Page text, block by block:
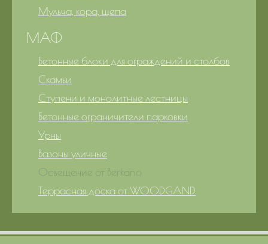
Мульча, кора, щепа
МАФ
Бетонные блоки для ограждений и столбов
Скамьи
Ступени и монолитные лестницы
Бетонные ограничители парковки
Урны
Вазоны уличные
Освещение от Berkano
Террасная доска от WOODGAND